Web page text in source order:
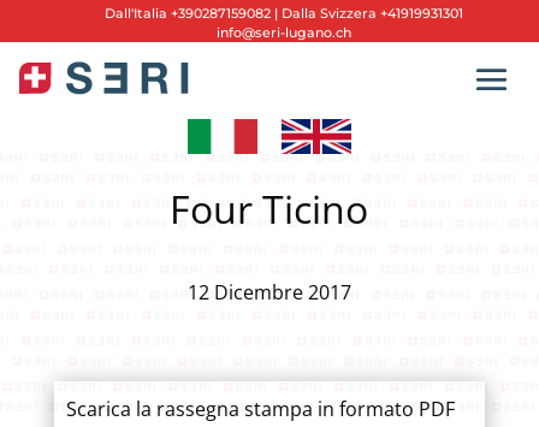
Dall'Italia +390287159082 | Dalla Svizzera +41919931301
info@seri-lugano.ch
Four Ticino
12 Dicembre 2017
Scarica la rassegna stampa in formato PDF